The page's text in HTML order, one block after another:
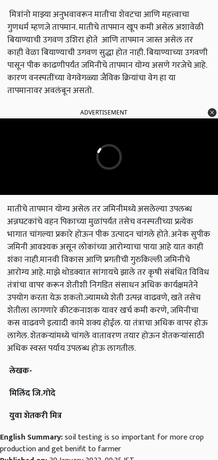
मित्रांनो माझ्या अनुभवावरून मातीचा शेवटचा आणि महत्त्वाचा
गुणधर्म म्हणजे तापमान. मातीचे तापमान खूप कमी असेल अशावेळी
बियाण्याची उगवण उशिरा होते आणि तापमान जास्त असेल तर
काही वेळा बियाण्याची उगवण सुद्धा होत नाही. बियाण्याच्या उगवणी
पासून पीक काढणीपर्यंत जमिनीचे तापमान योग्य असणे गरजेचे आहे.
कारण वनस्पतींच्या वेगवेगळ्या जैविक क्रियांचा वेग हा या
तापमानावर अवलंबून असतो.
ADVERTISEMENT
मातीचे तापमान योग्य असेल तर जमिनीमध्ये असलेल्या उपलब्ध
अन्नघटकांचे वहन पिकाच्या मुळांपर्यंत तसेच वनस्पतीच्या प्रत्येक
भागात चांगल्या प्रकारे होऊन पीक उत्पादन चांगले होते. अनेक सुपीक
जमिनी आवश्यक असून लोकांच्या आरोग्याचा पाया आहे यात काही
शंका नाही.मानवी विकास आणि प्रगतीची गुरुकिल्ली जमिनीचे
आरोग्य आहे. माझे थोडक्यात सांगायचे झाले तर कृषी संबंधित विविध
तंत्रांचा वापर करून शेतीशी निगडित संसाधन अधिक कार्यक्षमतेने
उपयोग करता येऊ शकतो.ज्यामध्ये शेती उत्पन्न वाढवणे, खते तसेच
शेतीला लागणारे कीटकनाशक यावर खर्च कमी करणे, जमिनीचा
कस वाढवणे इत्यादी कामे शक्य होईल. या तंत्राचा अधिक वापर होऊ
लागेल. शेतकऱ्यांमध्ये चांगले वातावरण तयार होऊन शेतकऱ्यांसाठी
अधिक स्वस्त पर्याय उपलब्ध होऊ लागतील.
लेखक-
मिलिंद जि.गोदे
युवा शेतकरी मित्र
English Summary:soil testing is so important for more crop
production and get benifit to farmer